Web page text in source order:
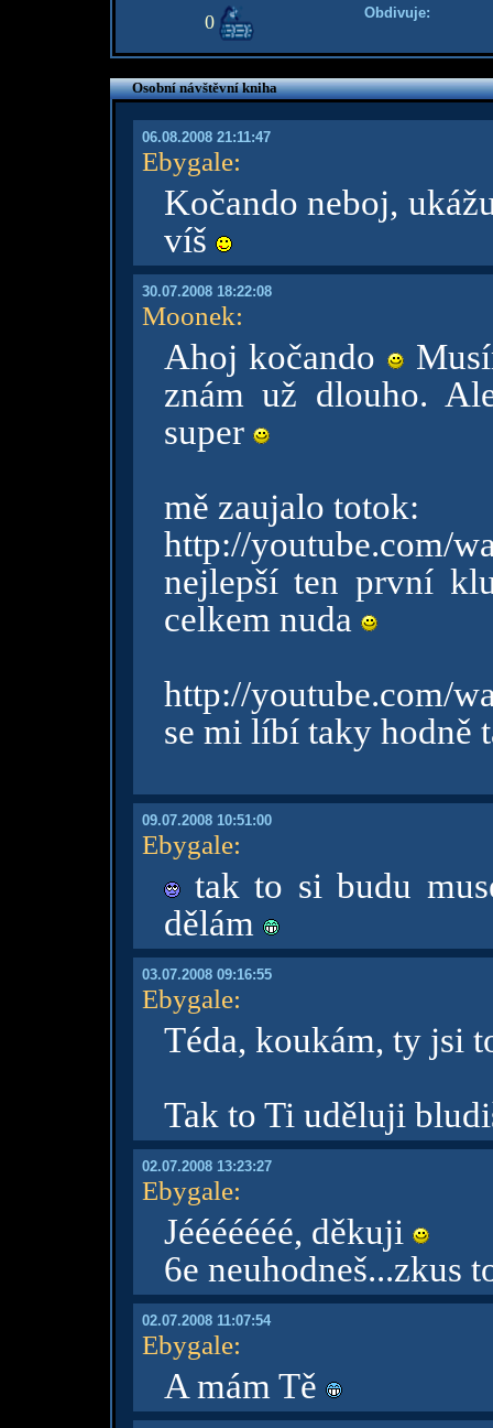
0
Obdivuje:
Osobní návštěvní kniha
06.08.2008 21:11:47
Ebygale:
Kočando neboj,
víš
30.07.2008 18:22:08
Moonek:
Ahoj kočando
znám už dlouho.
super
mě zaujalo totok:
http://youtube.com/
nejlepší ten první
celkem nuda
http://youtube.com/
se mi líbí taky hodně
09.07.2008 10:51:00
Ebygale:
tak to si budu
dělám
03.07.2008 09:16:55
Ebygale:
Téda, koukám, ty jsi
Tak to Ti uděluji
02.07.2008 13:23:27
Ebygale:
Jééééééé, děkuji
6e neuhodneš...zkus
02.07.2008 11:07:54
Ebygale:
A mám Tě